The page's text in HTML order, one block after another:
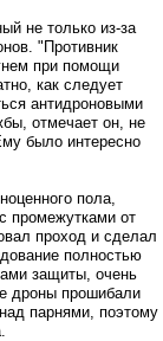
не только из-за
"Противник
при помощи
как следует
антидроновыми
отмечает он, не
было интересно
пола,
промежутками от
проход и сделал
полностью
защиты, очень
дроны прошибали
парнями, поэтому